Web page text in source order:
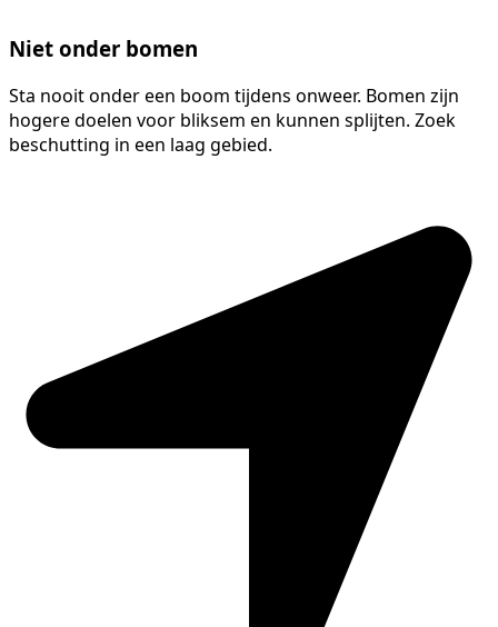
Niet onder bomen
Sta nooit onder een boom tijdens onweer. Bomen zijn
hogere doelen voor bliksem en kunnen splijten. Zoek
beschutting in een laag gebied.